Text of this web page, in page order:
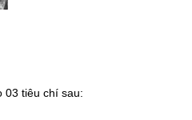
03 tiêu chí sau: